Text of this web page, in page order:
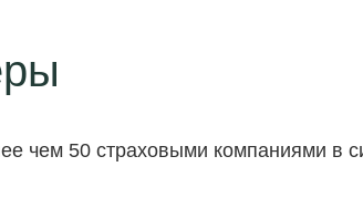
чем 50 страховыми компаниями в